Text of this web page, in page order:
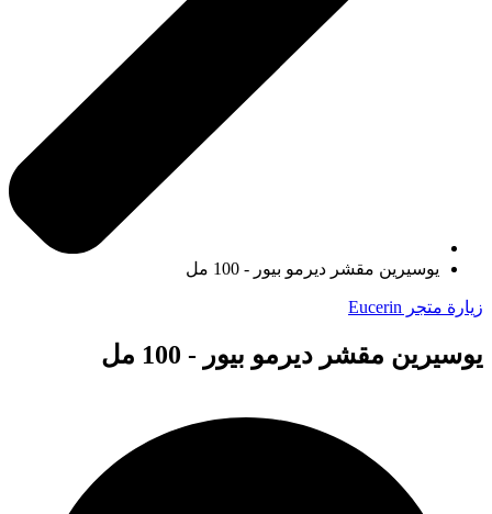
يوسيرين مقشر ديرمو بيور - 100 مل
زيارة متجر Eucerin
يوسيرين مقشر ديرمو بيور - 100 مل